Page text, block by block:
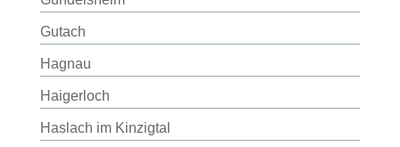
Gutach
Hagnau
Haigerloch
Haslach im Kinzigtal